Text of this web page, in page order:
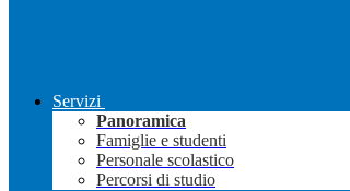
Servizi
Panoramica
Famiglie e studenti
Personale scolastico
Percorsi di studio